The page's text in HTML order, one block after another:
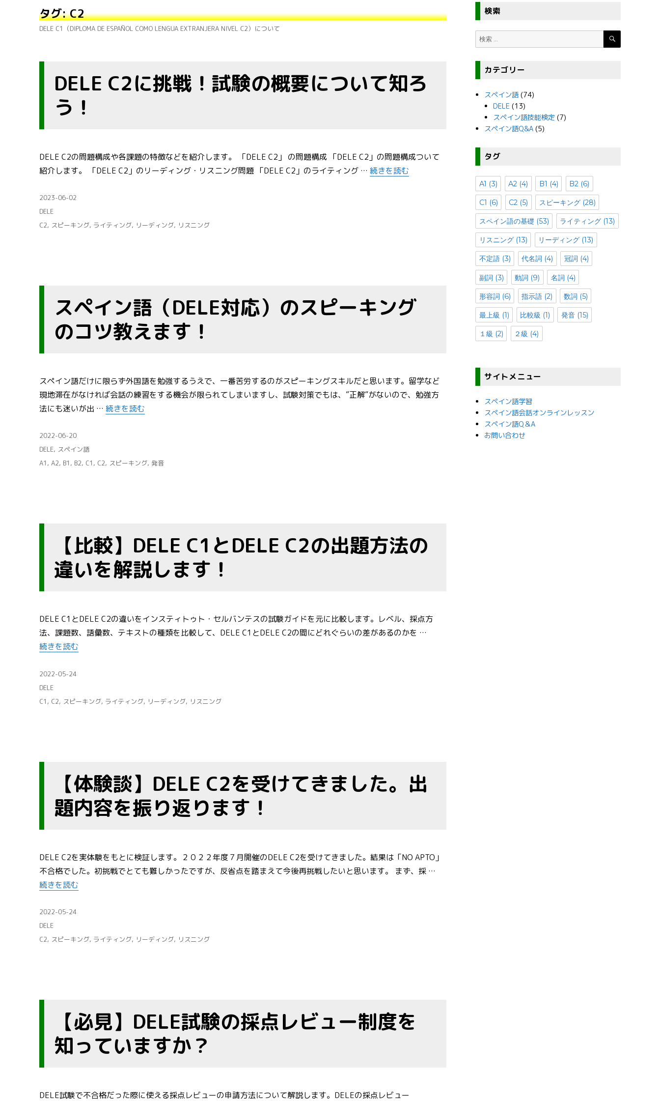
タグ:C2
DELE C1（DIPLOMA DE ESPAÑOL COMO LENGUA EXTRANJERA NIVEL C2）について
DELE C2に挑戦！試験の概要について知ろ
う！
DELE C2の問題構成や各課題の特徴などを紹介します。 「DELE C2」 の問題構成 「DELE C2」の問題構成ついて
紹介します。 「DELE C2」のリーディング・リスニング問題 「DELE C2」のライティング …“DELE C2に挑戦！試験の概要について知ろう！” の
続きを読む
投
稿
2023-06-02
カ
テ
DELE
タ
C2, スピーキング, ライティング, リーディング, リスニング
スペイン語（DELE対応）のスピーキング
のコツ教えます！
スペイン語だけに限らず外国語を勉強するうえで、一番苦労するのがスピーキングスキルだと思います。留学など
現地滞在がなければ会話の練習をする機会が限られてしまいますし、試験対策でもは、”正解”がないので、勉強方
法にも迷いが出 …“スペイン語（DELE対応）のスピーキングのコツ教えます！” の
続きを読む
投
稿
2022-06-20
カ
テ
DELE, スペイン語
タ
A1 ,A2, B1 , B2, C1 , C2, スピーキング, 発音
【比較】DELE C1とDELE C2の出題方法の
違いを解説します！
DELE C1とDELE C2の違いをインスティトゥト・セルバンテスの試験ガイドを元に比較します。レベル、採点方
法、課題数、語彙数、テキストの種類を比較して、DELE C1とDELE C2の間にどれぐらいの差があるのかを …
“【比較】DELE C1とDELE C2の出題方法の違いを解説します！” の
続きを読む
投
稿
2022-05-24
カ
テ
DELE
タ
C1 , C2, スピーキング, ライティング, リーディング, リスニング
【体験談】DELE C2を受けてきました。出
題内容を振り返ります！
DELE C2を実体験をもとに検証します。２０２２年度７月開催のDELE C2を受けてきました。結果は「NO APTO」
不合格でした。初挑戦でとても難しかったですが、反省点を踏まえて今後再挑戦したいと思います。 まず、採 …
“【体験談】DELE C2を受けてきました。出題内容を振り返ります！” の
続きを読む
投
稿
2022-05-24
カ
テ
DELE
タ
C2, スピーキング, ライティング, リーディング, リスニング
【必見】DELE試験の採点レビュー制度を
知っていますか？
DELE試験で不合格だった際に使える採点レビューの申請方法について解説します。DELEの採点レビュー
検索
検
索:
検
カテゴリー
スペイン語(74)
DELE (13)
スペイン語技能検定 (7)
スペイン語Q&A(5)
タグ
A1 (3) A2 (4) B1 (4) B2 (6)
C1 (6) C2 (5) スピーキング(28)
スペイン語の基礎 (53) ライティング (13)
リスニング(13) リーディング (13)
不定語(3) 代名詞 (4) 冠詞 (4)
副詞 (3) 動詞 (9) 名詞 (4)
形容詞 (6) 指示語 (2) 数詞 (5)
最上級 (1) 比較級 (1) 発音(15)
１級 (2) ２級 (4)
サイトメニュー
スペイン語学習
スペイン語会話オンラインレッスン
スペイン語Q＆A
お問い合わせ